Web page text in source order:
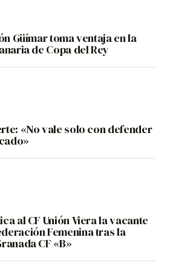
Güímar toma ventaja en la
de Copa del Rey
«No vale solo con defender
al CF Unión Viera la vacante
Femenina tras la
CF «B»